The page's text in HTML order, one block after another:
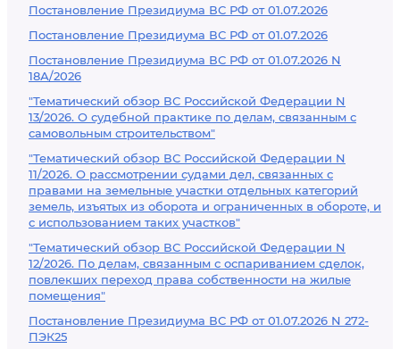
Постановление Президиума ВС РФ от 01.07.2026
Постановление Президиума ВС РФ от 01.07.2026
Постановление Президиума ВС РФ от 01.07.2026 N
18А/2026
"Тематический обзор ВС Российской Федерации N
13/2026. О судебной практике по делам, связанным с
самовольным строительством"
"Тематический обзор ВС Российской Федерации N
11/2026. О рассмотрении судами дел, связанных с
правами на земельные участки отдельных категорий
земель, изъятых из оборота и ограниченных в обороте, и
с использованием таких участков"
"Тематический обзор ВС Российской Федерации N
12/2026. По делам, связанным с оспариванием сделок,
повлекших переход права собственности на жилые
помещения"
Постановление Президиума ВС РФ от 01.07.2026 N 272-
ПЭК25